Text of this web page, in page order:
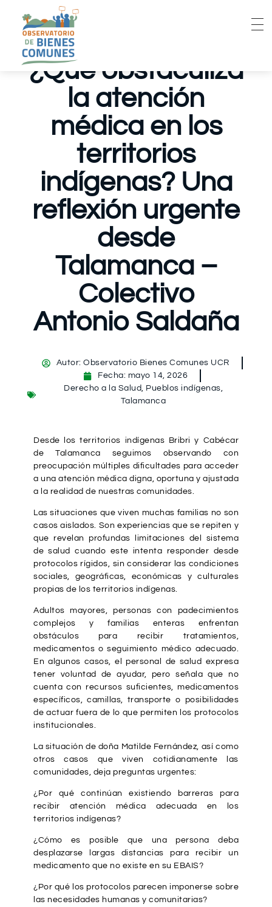
¿Qué obstaculiza
la atención
médica en los
territorios
indígenas? Una
reflexión urgente
desde
Talamanca –
Colectivo
Antonio Saldaña
Autor: Observatorio Bienes Comunes UCR
Fecha: mayo 14, 2026
Derecho a la Salud, Pueblos indígenas,
Talamanca
Desde los territorios indígenas Bribri y Cabécar
de Talamanca seguimos observando con
preocupación múltiples dificultades para acceder
a una atención médica digna, oportuna y ajustada
a la realidad de nuestras comunidades.
Las situaciones que viven muchas familias no son
casos aislados. Son experiencias que se repiten y
que revelan profundas limitaciones del sistema
de salud cuando este intenta responder desde
protocolos rígidos, sin considerar las condiciones
sociales, geográficas, económicas y culturales
propias de los territorios indígenas.
Adultos mayores, personas con padecimientos
complejos y familias enteras enfrentan
obstáculos para recibir tratamientos,
medicamentos o seguimiento médico adecuado.
En algunos casos, el personal de salud expresa
tener voluntad de ayudar, pero señala que no
cuenta con recursos suficientes, medicamentos
específicos, camillas, transporte o posibilidades
de actuar fuera de lo que permiten los protocolos
institucionales.
La situación de doña Matilde Fernández, así como
otros casos que viven cotidianamente las
comunidades, deja preguntas urgentes:
¿Por qué continúan existiendo barreras para
recibir atención médica adecuada en los
territorios indígenas?
¿Cómo es posible que una persona deba
desplazarse largas distancias para recibir un
medicamento que no existe en su EBAIS?
¿Por qué los protocolos parecen imponerse sobre
las necesidades humanas y comunitarias?